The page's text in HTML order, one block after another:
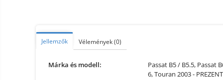
Gadgets tartozék
Jellemzők Vélemények(0)
Márka és modell: Passat B5 / B5.5, Passat
6,Touran 2003 -